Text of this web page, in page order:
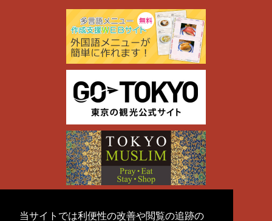
当サイトでは利便性の改善や閲覧の追跡の